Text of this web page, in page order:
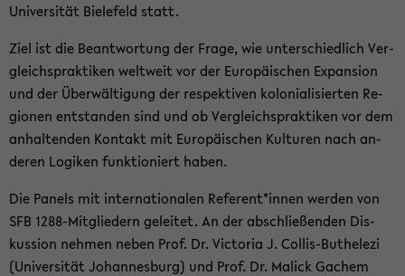
Uni­ver­si­tät Bie­le­feld statt.
Ziel ist die Be­ant­wor­tung der Frage, wie un­ter­schied­lich Ver­
gleichs­prak­ti­ken welt­weit vor der Eu­ro­päi­schen Ex­pan­si­on
und der Über­wäl­ti­gung der re­spek­ti­ven ko­lo­nia­li­sier­ten Re­
gio­nen ent­stan­den sind und ob Ver­gleichs­prak­ti­ken vor dem
an­hal­ten­den Kon­takt mit Eu­ro­päi­schen Kul­tu­ren nach an­
de­ren Lo­gi­ken funk­tio­niert haben.
Die Pa­nels mit in­ter­na­tio­na­len Re­fe­rent*innen wer­den von
SFB 1288-​Mitgliedern ge­lei­tet. An der ab­schlie­ßen­den Dis­
kus­si­on neh­men neben Prof. Dr. Vic­to­ria J. Collis-​Buthelezi
(Uni­ver­si­tät Jo­han­nes­burg) und Prof. Dr. Malick Ga­chem